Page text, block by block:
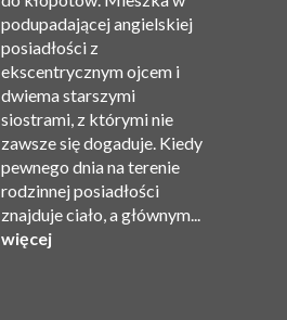
podupadającej angielskiej
posiadłości z
ekscentrycznym ojcem i
dwiema starszymi
siostrami, z którymi nie
zawsze się dogaduje. Kiedy
pewnego dnia na terenie
rodzinnej posiadłości
znajduje ciało, a głównym...
więcej